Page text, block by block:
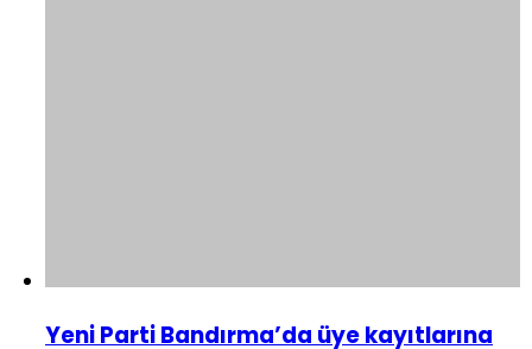
Yeni Parti Bandırma’da üye kayıtlarına